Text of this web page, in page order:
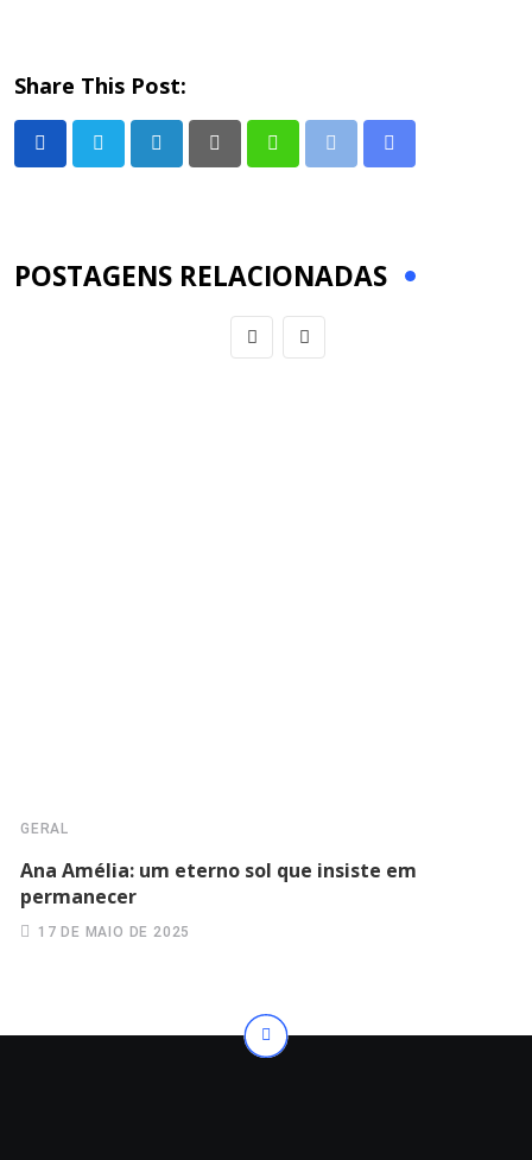
Share This Post:
POSTAGENS RELACIONADAS
GERAL
Ana Amélia: um eterno sol que insiste em
permanecer
17 DE MAIO DE 2025